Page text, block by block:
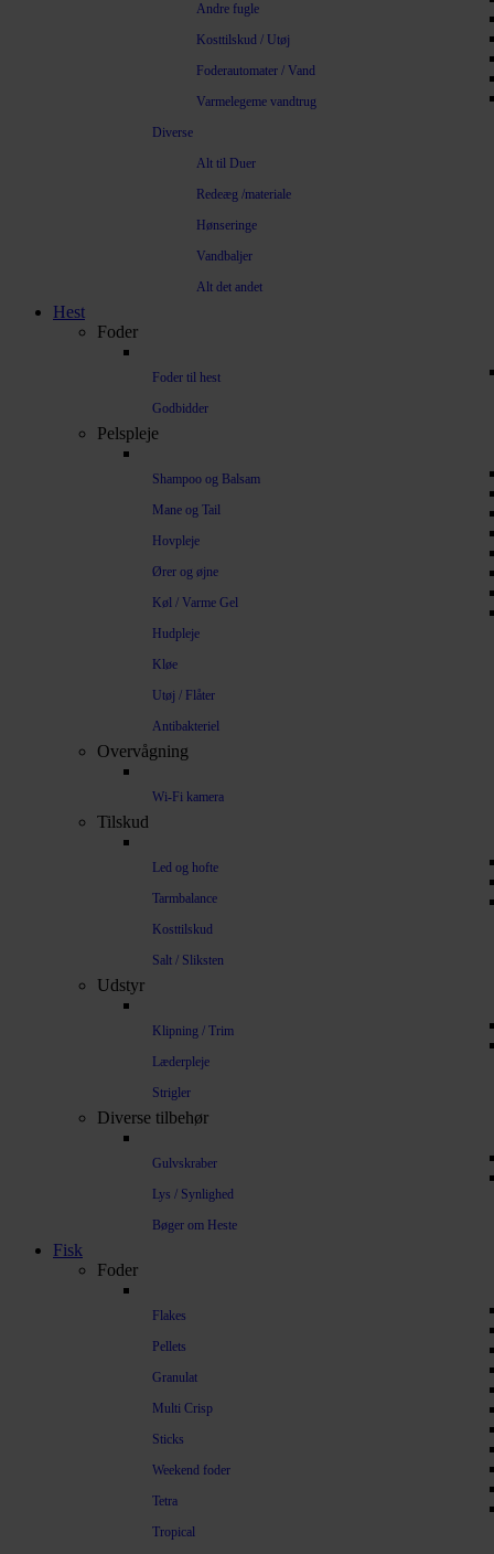
Andre fugle
Kosttilskud / Utøj
Foderautomater / Vand
Varmelegeme vandtrug
Diverse
Alt til Duer
Redeæg /materiale
Hønseringe
Vandbaljer
Alt det andet
Hest
Foder
Foder til hest
Godbidder
Pelspleje
Shampoo og Balsam
Mane og Tail
Hovpleje
Ører og øjne
Køl / Varme Gel
Hudpleje
Kløe
Utøj / Flåter
Antibakteriel
Overvågning
Wi-Fi kamera
Tilskud
Led og hofte
Tarmbalance
Kosttilskud
Salt / Sliksten
Udstyr
Klipning / Trim
Læderpleje
Strigler
Diverse tilbehør
Gulvskraber
Lys / Synlighed
Bøger om Heste
Fisk
Foder
Flakes
Pellets
Granulat
Multi Crisp
Sticks
Weekend foder
Tetra
Tropical